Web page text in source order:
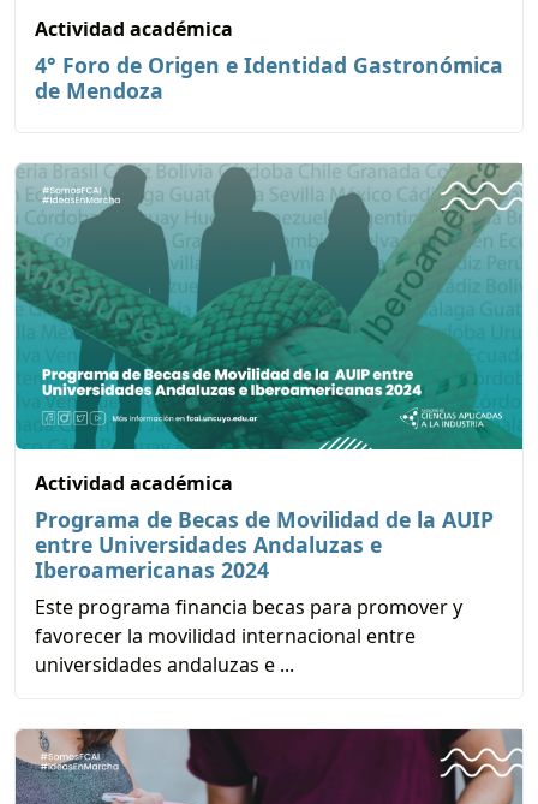
Actividad académica
4° Foro de Origen e Identidad Gastronómica
de Mendoza
Actividad académica
Programa de Becas de Movilidad de la AUIP
entre Universidades Andaluzas e
Iberoamericanas 2024
Este programa financia becas para promover y
favorecer la movilidad internacional entre
universidades andaluzas e ...